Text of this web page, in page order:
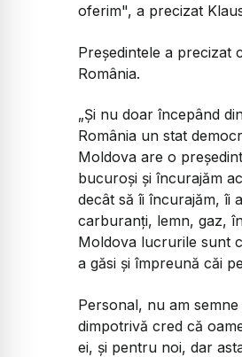
oferim", a precizat
Președintele a precizat
România.
„Şi nu doar începând
România un stat
Moldova are o
bucuroşi şi încurajăm
decât să îi încurajăm, îi
carburanţi, lemn, gaz,
Moldova lucrurile sunt
a găsi şi împreună căi
Personal, nu am
dimpotrivă cred că
ei, şi pentru noi, dar